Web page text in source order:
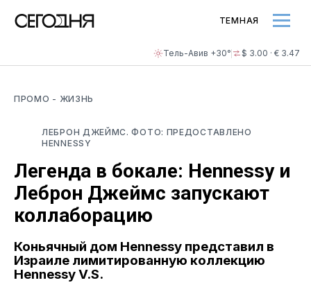
Тель-Авив +30° $ 3.00 · € 3.47
ТЕМНАЯ
ПРОМО - ЖИЗНЬ
ЛЕБРОН ДЖЕЙМС. ФОТО: ПРЕДОСТАВЛЕНО
HENNESSY
Легенда в бокале: Hennessy и
Леброн Джеймс запускают
коллаборацию
Коньячный дом Hennessy представил в
Израиле лимитированную коллекцию
Hennessy V.S.